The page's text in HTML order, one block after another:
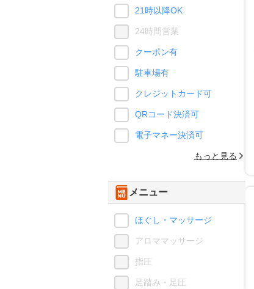
21時以降OK
24時間営業
クーポン有
駐車場有
クレジットカード可
QRコード決済可
電子マネー決済可
もっと見る
メニュー
ほぐし・マッサージ
アロママッサージ
指圧
足踏み・足圧